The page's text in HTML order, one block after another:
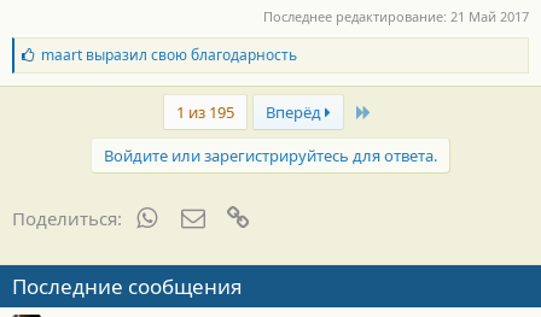
Последнее редактирование: 21 Май 2017
Б
л
а
о
т
и
:
maartвыразил свою благодарность
1 из 195 Вперёд Last
Войдите или зарегистрируйтесь для ответа.
Поделиться: WhatsAppЭлектронная почта
Последние сообщения